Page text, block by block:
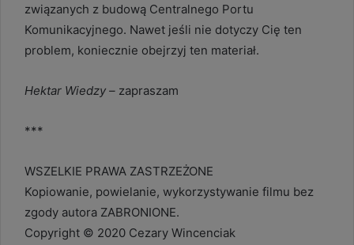
związanych z budową Centralnego Portu
Komunikacyjnego. Nawet jeśli nie dotyczy Cię ten
problem, koniecznie obejrzyj ten materiał.
Hektar Wiedzy – zapraszam
***
WSZELKIE PRAWA ZASTRZEŻONE
Kopiowanie, powielanie, wykorzystywanie filmu bez
zgody autora ZABRONIONE.
Copyright © 2020 Cezary Wincenciak